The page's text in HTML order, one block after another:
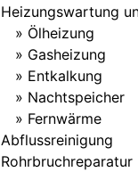
Heizungswartung
Ölheizung
Gasheizung
Entkalkung
Nachtspeicher
Fernwärme
Abflussreinigung
Rohrbruchreparatur